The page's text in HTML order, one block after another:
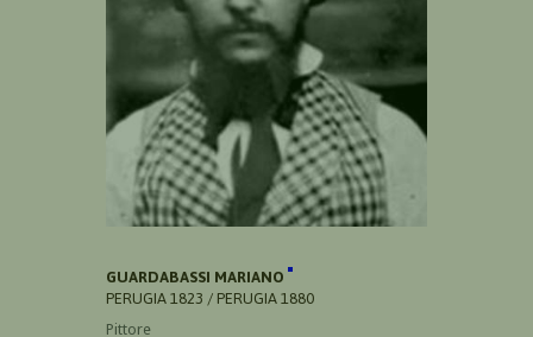
GUARDABASSI MARIANO
PERUGIA 1823 / PERUGIA 1880
Pittore